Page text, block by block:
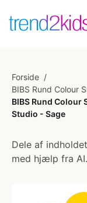
Forside /
BIBS Rund Colour
BIBS Rund Colour
Studio - Sage
Dele af
med hjælp fra AI.